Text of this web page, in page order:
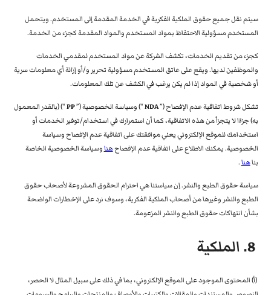
سيتم نقل جميع حقوق الملكية الفكرية في الخدمة المقدمة إلى المستخدم. ويتحمل
المستخدم مسؤولية الاحتفاظ بمواد المستخدم والمواد المقدمة كجزء من الخدمة.
كجزء من تقديم الخدمات، تكشف الشركة عن مواد المستخدم لمقدمي الخدمات
والموظفين لديها. ويقع على عاتق المستخدم مسؤولية تحرير و/أو إزالة أي معلومات سرية
أو شخصية في المواد إذا لم يكن يرغب في الكشف عن تلك المعلومات.
تشكل شروط اتفاقية عدم الإفصاح (”NDA“) وسياسة الخصوصية (”PP“) (بالقدر المعمول
به) جزءًا لا يتجزأ من هذه الاتفاقية، كما أن استمرارك في استخدام/توفير الخدمات أو
استخدامك للموقع الإلكتروني يعني موافقتك على اتفاقية عدم الإفصاح وسياسة
الخصوصية. يمكنك الاطلاع على اتفاقية عدم الإفصاحهناوسياسة الخصوصية الخاصة
بناهنا.
سياسة حقوق الطبع والنشر. إن سياستنا هي احترام الحقوق المشروعة لأصحاب حقوق
الطبع والنشر وغيرها من أصحاب الملكية الفكرية، وسوف نرد على الإخطارات الواضحة
بشأن انتهاكات حقوق الطبع والنشر المزعومة.
8. الملكية
(أ) المحتوى الموجود على الموقع الإلكتروني، بما في ذلك على سبيل المثال لا الحصر،